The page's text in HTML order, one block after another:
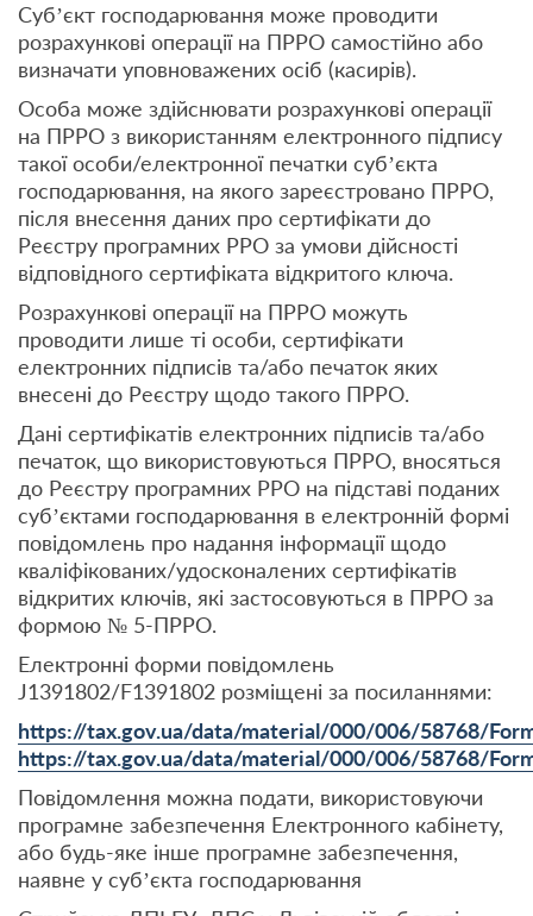
Суб’єкт господарювання може проводити
розрахункові операції на ПРРО самостійно або
визначати уповноважених осіб (касирів).
Особа може здійснювати розрахункові операції
на ПРРО з використанням електронного підпису
такої особи/електронної печатки суб’єкта
господарювання, на якого зареєстровано ПРРО,
після внесення даних про сертифікати до
Реєстру програмних РРО за умови дійсності
відповідного сертифіката відкритого ключа.
Розрахункові операції на ПРРО можуть
проводити лише ті особи, сертифікати
електронних підписів та/або печаток яких
внесені до Реєстру щодо такого ПРРО.
Дані сертифікатів електронних підписів та/або
печаток, що використовуються ПРРО, вносяться
до Реєстру програмних РРО на підставі поданих
суб’єктами господарювання в електронній формі
повідомлень про надання інформації щодо
кваліфікованих/удосконалених сертифікатів
відкритих ключів, які застосовуються в ПРРО за
формою № 5-ПРРО.
Електронні форми повідомлень
J1391802/F1391802 розміщені за посиланнями:
https://tax.gov.ua/data/material/000/006/58768/
https://tax.gov.ua/data/material/000/006/58768/
Повідомлення можна подати, використовуючи
програмне забезпечення Електронного кабінету,
або будь-яке інше програмне забезпечення,
наявне у суб’єкта господарювання